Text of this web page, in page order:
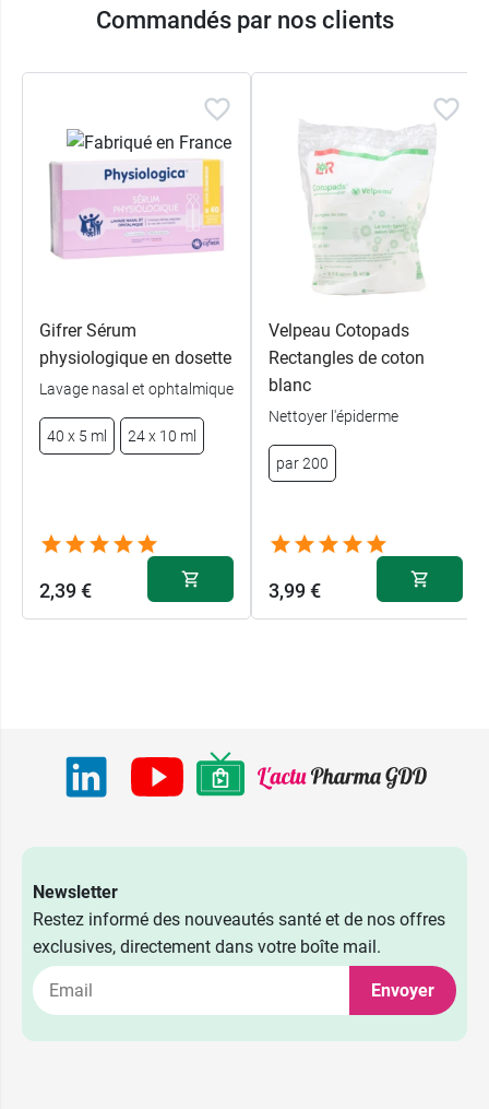
Commandés par nos clients
Gifrer Sérum
physiologique en dosette
Lavage nasal et ophtalmique
40 x 5 ml 24 x 10 ml
2,39 €
Velpeau Cotopads
Rectangles de coton
blanc
Nettoyer l'épiderme
par 200
3,99 €
Newsletter
Restez informé des nouveautés santé et de nos offres
exclusives, directement dans votre boîte mail.
Envoyer